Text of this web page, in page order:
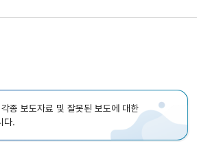
종 보도자료 및 잘못된 보도에 대한
다.